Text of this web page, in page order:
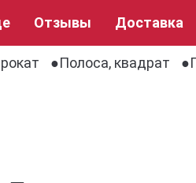
Отзывы Доставка
Полоса, квадрат